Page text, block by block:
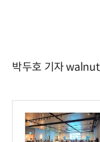
박두호 기자